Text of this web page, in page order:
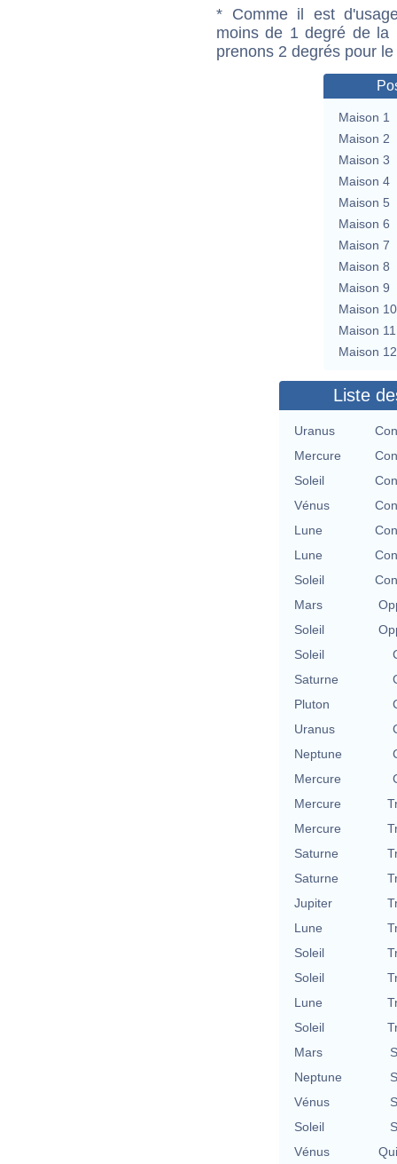
* Comme il est
moins de 1 degré de la
prenons 2 degrés pour
Maison 1
Maison 2
Maison 3
Maison 4
Maison 5
Maison 6
Maison 7
Maison 8
Maison 9
Maison 10
Maison 11
Maison 12
Liste
Uranus
Mercure
Soleil
Vénus
Lune
Lune
Soleil
Mars
Soleil
Soleil
Saturne
Pluton
Uranus
Neptune
Mercure
Mercure
Mercure
Saturne
Saturne
Jupiter
Lune
Soleil
Soleil
Lune
Soleil
Mars
Neptune
Vénus
Soleil
Vénus